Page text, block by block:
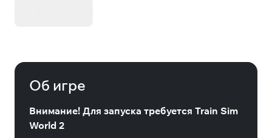
Об игре
Внимание! Для запуска требуется Train Sim
World 2